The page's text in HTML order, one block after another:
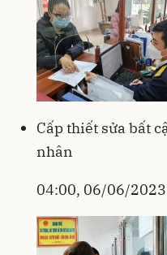
Cấp thiết sửa bất
nhân
04:00, 06/06/2023